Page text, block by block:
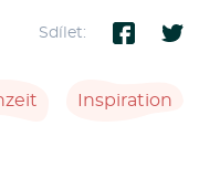
Sdílet:
Inspiration